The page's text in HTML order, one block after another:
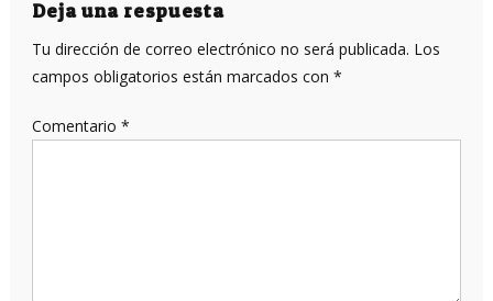
entradas
Deja una respuesta
Tu dirección de correo electrónico no será publicada. Los
campos obligatorios están marcados con *
Comentario *